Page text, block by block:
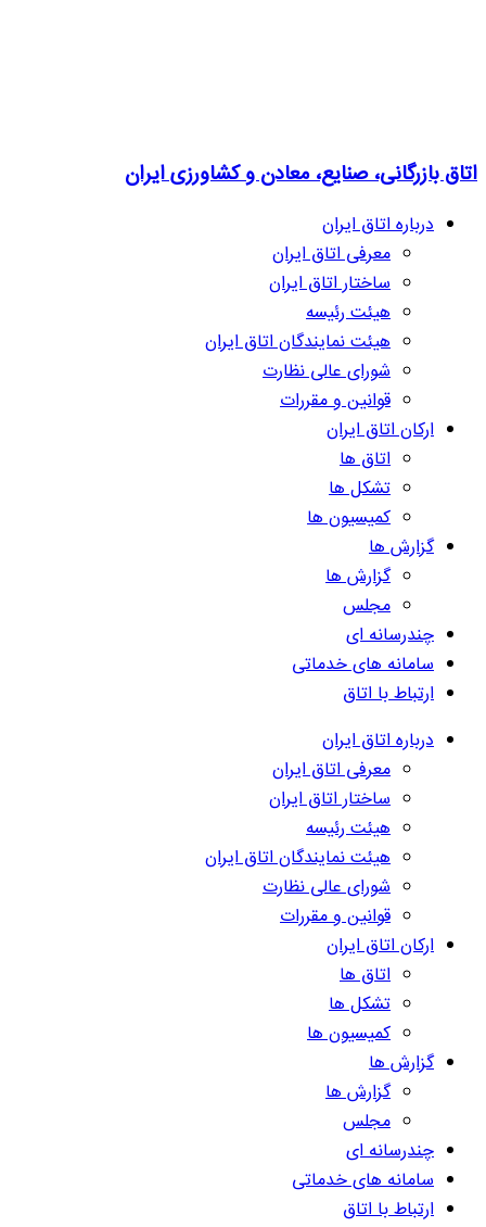
اتاق بازرگانی، صنایع، معادن و کشاورزی ایران
درباره اتاق ایران
معرفی اتاق ایران
ساختار اتاق ایران
هیئت رئیسه
هیئت نمایندگان اتاق ایران
شورای عالی نظارت
قوانین و مقررات
ارکان اتاق ایران
اتاق ها
تشکل ها
کمیسیون ها
گزارش ها
گزارش ها
مجلس
چندرسانه ای
سامانه های خدماتی
ارتباط با اتاق
درباره اتاق ایران
معرفی اتاق ایران
ساختار اتاق ایران
هیئت رئیسه
هیئت نمایندگان اتاق ایران
شورای عالی نظارت
قوانین و مقررات
ارکان اتاق ایران
اتاق ها
تشکل ها
کمیسیون ها
گزارش ها
گزارش ها
مجلس
چندرسانه ای
سامانه های خدماتی
ارتباط با اتاق